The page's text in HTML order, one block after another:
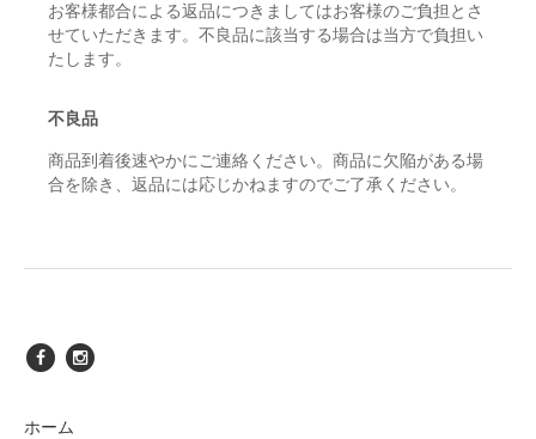
お客様都合による返品につきましてはお客様のご負担とさ
せていただきます。不良品に該当する場合は当方で負担い
たします。
不良品
商品到着後速やかにご連絡ください。商品に欠陥がある場
合を除き、返品には応じかねますのでご了承ください。
ホーム